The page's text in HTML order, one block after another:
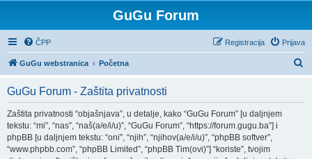
GuGu Forum
ČPP Prijava
Registracija
GuGu webstranica Početna
GuGu Forum - Zaštita privatnosti
Zaštita privatnosti “objašnjava”, u detalje, kako “GuGu Forum” [u daljnjem
tekstu: “mi”, “nas”, “naš(a/e/i/u)”, “GuGu Forum”, “https://forum.gugu.ba”] i
phpBB [u daljnjem tekstu: “oni”, “njih”, “njihov(a/e/i/u)”, “phpBB softver”,
“www.phpbb.com”, “phpBB Limited”, “phpBB Tim(ovi)”] “koriste”, tvojim